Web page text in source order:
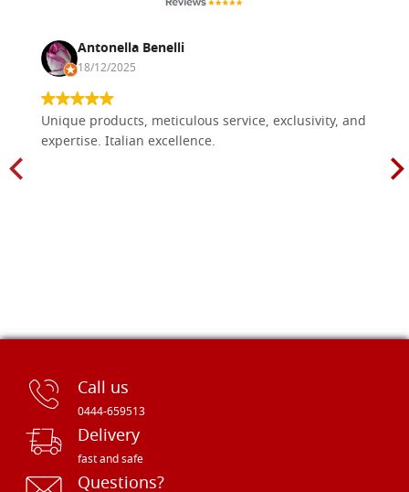
Antonella Benelli
18/12/2025
Unique products, meticulous service, exclusivity, and
expertise. Italian excellence.
Call us
0444-659513
Delivery
fast and safe
Questions?